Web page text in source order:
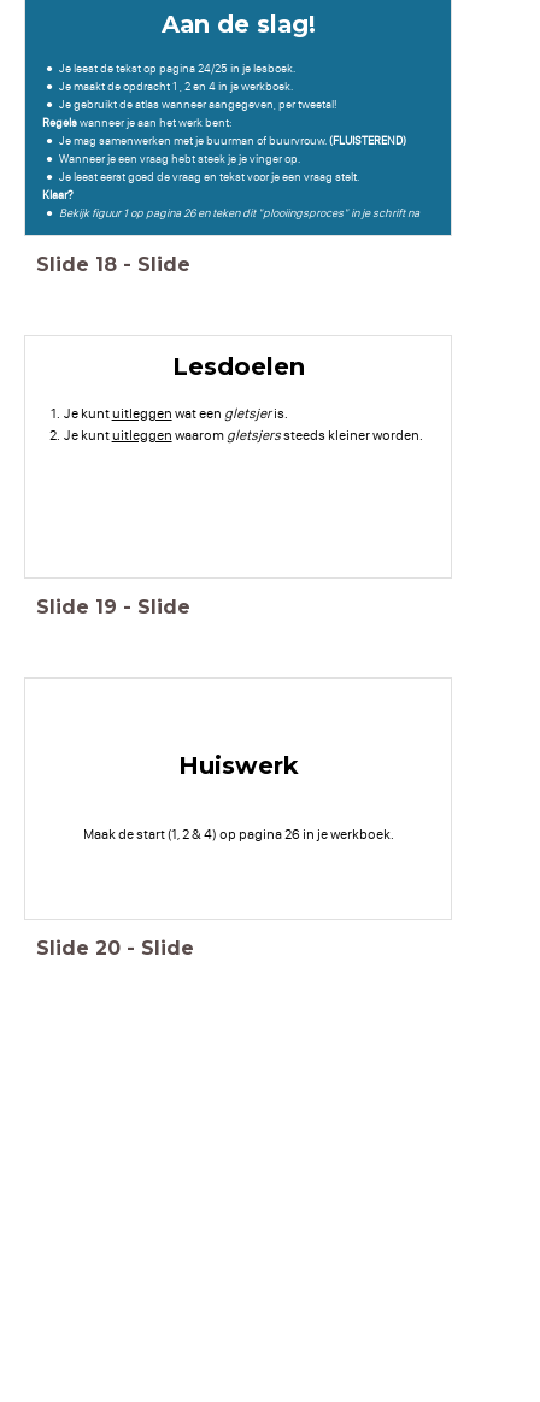
Aan de slag!
Je leest de tekst op pagina 24/25 in je lesboek.
Je maakt de opdracht 1 , 2 en 4 in je werkboek.
Je gebruikt de atlas wanneer aangegeven, per tweetal!
Regelswanneer je aan het werk bent:
Je mag samenwerken met je buurman of buurvrouw.(FLUISTEREND)
Wanneer je een vraag hebt steek je je vinger op.
Je leest eerst goed de vraag en tekst voor je een vraag stelt.
Klaar?
Bekijk figuur 1 op pagina 26 en teken dit "plooiingsproces" in je schrift na
Slide 18 - Slide
Lesdoelen
Je kuntuitleggen wat een gletsjeris.
Je kuntuitleggen waarom gletsjerssteeds kleiner worden.
Slide 19 - Slide
Huiswerk
Maak de start (1, 2 & 4) op pagina 26 in je werkboek.
Slide 20 - Slide